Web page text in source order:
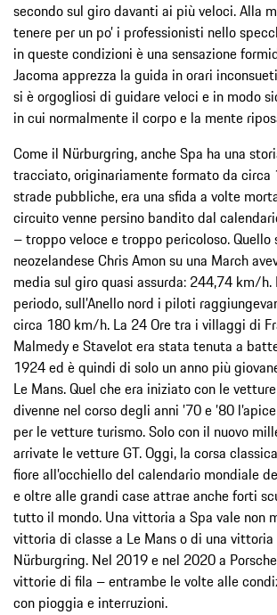
secondo sul giro davanti ai più veloci. Alla
tenere per un po’ i professionisti nello
in queste condizioni è una sensazione
Jacoma apprezza la guida in orari
si è orgogliosi di guidare veloci e in modo
in cui normalmente il corpo e la mente
Come il Nürburgring, anche Spa ha una
tracciato, originariamente formato da
strade pubbliche, era una sfida a volte
circuito venne persino bandito dal
– troppo veloce e troppo pericoloso. Quello
neozelandese Chris Amon su una March
media sul giro quasi assurda: 244,74 km/h.
periodo, sull’Anello nord i piloti
circa 180 km/h. La 24 Ore tra i villaggi di
Malmedy e Stavelot era stata tenuta a
1924 ed è quindi di solo un anno più
Le Mans. Quel che era iniziato con le
divenne nel corso degli anni ’70 e ’80
per le vetture turismo. Solo con il nuovo
arrivate le vetture GT. Oggi, la corsa
fiore all’occhiello del calendario mondiale
e oltre alle grandi case attrae anche forti
tutto il mondo. Una vittoria a Spa vale non
vittoria di classe a Le Mans o di una vittoria
Nürburgring. Nel 2019 e nel 2020 a
vittorie di fila – entrambe le volte alle
con pioggia e interruzioni.